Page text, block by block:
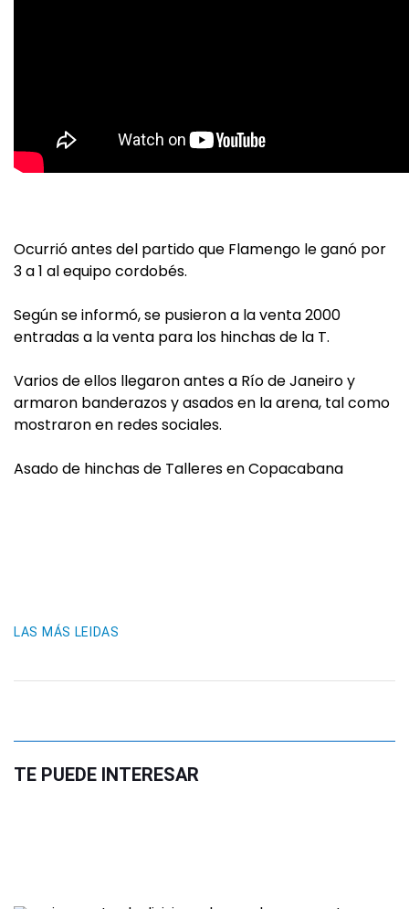
Ocurrió antes del partido que Flamengo le ganó por
3 a 1 al equipo cordobés.
Según se informó, se pusieron a la venta 2000
entradas a la venta para los hinchas de la T.
Varios de ellos llegaron antes a Río de Janeiro y
armaron banderazos y asados en la arena, tal como
mostraron en redes sociales.
Asado de hinchas de Talleres en Copacabana
LAS MÁS LEIDAS
TE PUEDE INTERESAR